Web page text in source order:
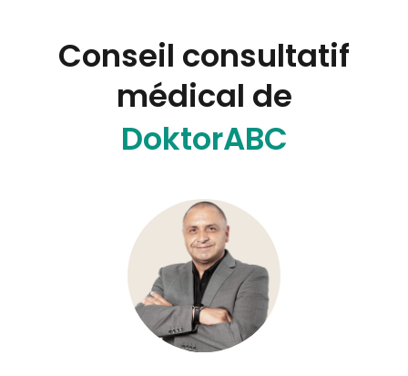
Conseil consultatif
médical de
DoktorABC